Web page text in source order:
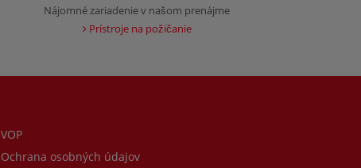
Nájomné zariadenie v našom prenájme
Prístroje na požičanie
VOP
Ochrana osobných údajov